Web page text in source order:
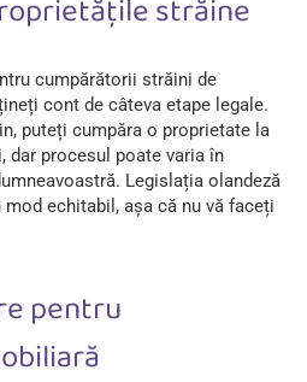
străine
cumpărătorii străini de
cont de câteva etape legale.
puteți cumpăra o proprietate la
dar procesul poate varia în
Legislația olandeză
echitabil, așa că nu vă faceți
pentru